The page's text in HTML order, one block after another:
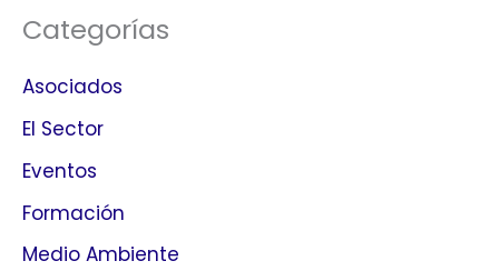
Categorías
Asociados
El Sector
Eventos
Formación
Medio Ambiente